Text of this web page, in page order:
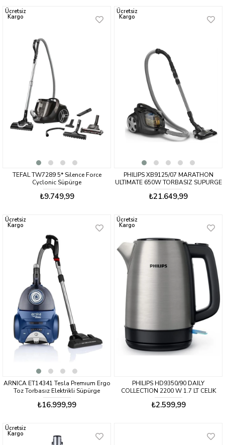
TEFAL TW7289 5* Silence Force
Cyclonic Süpürge
₺9.749,99
Ücretsiz
Kargo
PHILIPS XB9125/07 MARATHON
ULTIMATE 650W TORBASIZ SUPURGE
₺21.649,99
Ücretsiz
Kargo
ARNICA ET14341 Tesla Premıum Ergo
Toz Torbasız Elektrikli Süpürge
Lacivert
₺16.999,99
Ücretsiz
Kargo
PHILIPS HD9350/90 DAILY
COLLECTION 2200 W 1.7 LT CELIK
KETTLE
₺2.599,99
Ücretsiz
Kargo
Ücretsiz
Kargo